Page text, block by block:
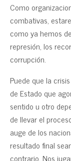
Como
combativas,
como ya hemos
represión, los
corrupción.
Puede que la
de Estado que
sentido u otro
de llevar el
auge de los
resultado final
contrario. Nos